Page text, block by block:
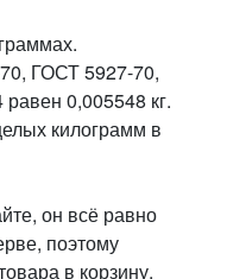
ГОСТ 5927-70,
0,005548 кг.
килограмм в
он всё равно
поэтому
в корзину.